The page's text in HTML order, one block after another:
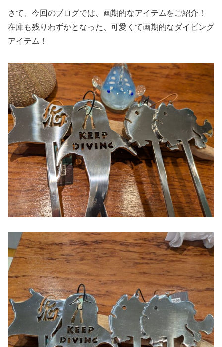
さて、今回のブログでは、画期的なアイテムをご紹介！
在庫も残りわずかとなった、可愛くて画期的なダイビング
アイテム！